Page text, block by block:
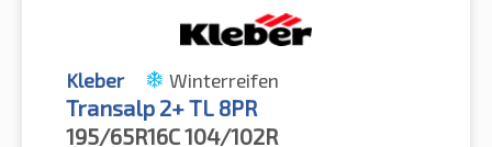
Kleber Winterreifen
Transalp 2+ TL 8PR
195/65R16C104/102R